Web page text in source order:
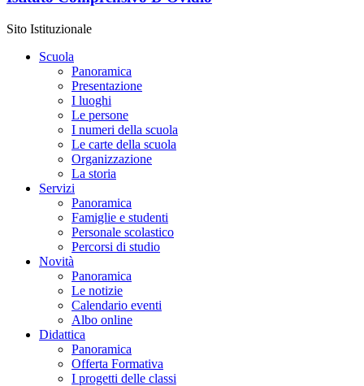
Sito Istituzionale
Scuola
Panoramica
Presentazione
I luoghi
Le persone
I numeri della scuola
Le carte della scuola
Organizzazione
La storia
Servizi
Panoramica
Famiglie e studenti
Personale scolastico
Percorsi di studio
Novità
Panoramica
Le notizie
Calendario eventi
Albo online
Didattica
Panoramica
Offerta Formativa
I progetti delle classi